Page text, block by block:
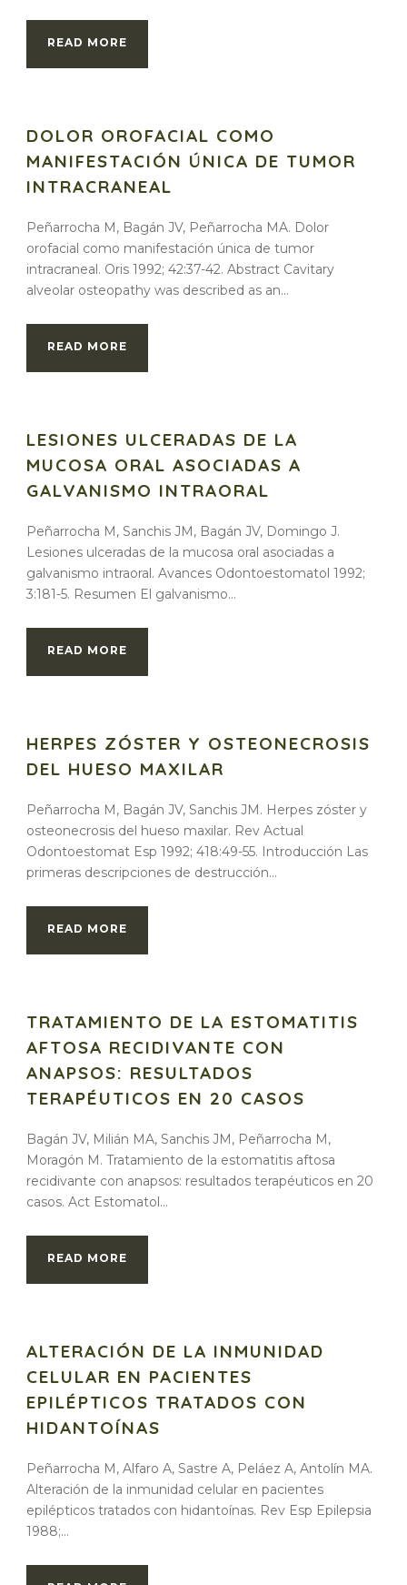
READ MORE
DOLOR OROFACIAL COMO
MANIFESTACIÓN ÚNICA DE TUMOR
INTRACRANEAL
Peñarrocha M, Bagán JV, Peñarrocha MA. Dolor
orofacial como manifestación única de tumor
intracraneal. Oris 1992; 42:37-42. Abstract Cavitary
alveolar osteopathy was described as an...
READ MORE
LESIONES ULCERADAS DE LA
MUCOSA ORAL ASOCIADAS A
GALVANISMO INTRAORAL
Peñarrocha M, Sanchis JM, Bagán JV, Domingo J.
Lesiones ulceradas de la mucosa oral asociadas a
galvanismo intraoral. Avances Odontoestomatol 1992;
3:181-5. Resumen El galvanismo...
READ MORE
HERPES ZÓSTER Y OSTEONECROSIS
DEL HUESO MAXILAR
Peñarrocha M, Bagán JV, Sanchis JM. Herpes zóster y
osteonecrosis del hueso maxilar. Rev Actual
Odontoestomat Esp 1992; 418:49-55. Introducción Las
primeras descripciones de destrucción...
READ MORE
TRATAMIENTO DE LA ESTOMATITIS
AFTOSA RECIDIVANTE CON
ANAPSOS: RESULTADOS
TERAPÉUTICOS EN 20 CASOS
Bagán JV, Milián MA, Sanchis JM, Peñarrocha M,
Moragón M. Tratamiento de la estomatitis aftosa
recidivante con anapsos: resultados terapéuticos en 20
casos. Act Estomatol...
READ MORE
ALTERACIÓN DE LA INMUNIDAD
CELULAR EN PACIENTES
EPILÉPTICOS TRATADOS CON
HIDANTOÍNAS
Peñarrocha M, Alfaro A, Sastre A, Peláez A, Antolín MA.
Alteración de la inmunidad celular en pacientes
epilépticos tratados con hidantoínas. Rev Esp Epilepsia
1988;...